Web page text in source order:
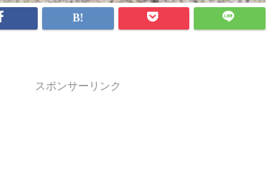
スポンサーリンク